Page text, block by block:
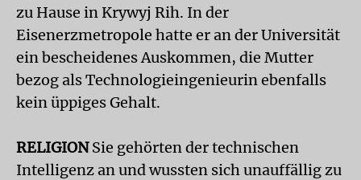
zu Hause in Krywyj Rih. In der
Eisenerzmetropole hatte er an der Universität
ein bescheidenes Auskommen, die Mutter
bezog als Technologie­ingenieurin ebenfalls
kein üppiges Gehalt.
RELIGIONSie gehörten der technischen
Intelligenz an und wussten sich unauffällig zu